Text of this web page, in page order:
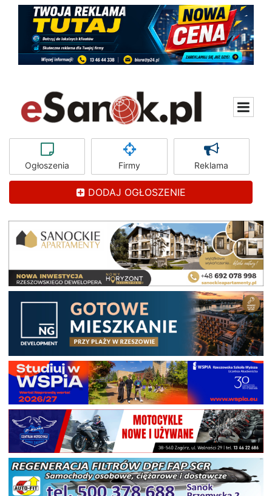
Ogłoszenia Firmy Reklama
DODAJ OGŁOSZENIE